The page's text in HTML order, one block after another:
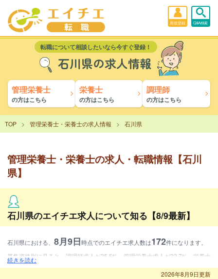
新規登録 Q&A検索
転職について相談したいなら今すぐ登録！
石川県の求人情報
管理栄養士
の方はこちら
栄養士
の方はこちら
調理師
の方はこちら
TOP 管理栄養士・栄養士の求人情報 石川県
管理栄養士・栄養士の求人・転職情報【石川
県】
石川県のエイチエ求人について知る【8/9最新】
石川県における、 8月9日時点でのエイチエ求人数は172件になります。
募集資格別に見ると、調理師求人が35.5%、管理栄養士求人が33.7%、栄養士
求人が30.8%となります。
続きを読む
2026年8月9日更新